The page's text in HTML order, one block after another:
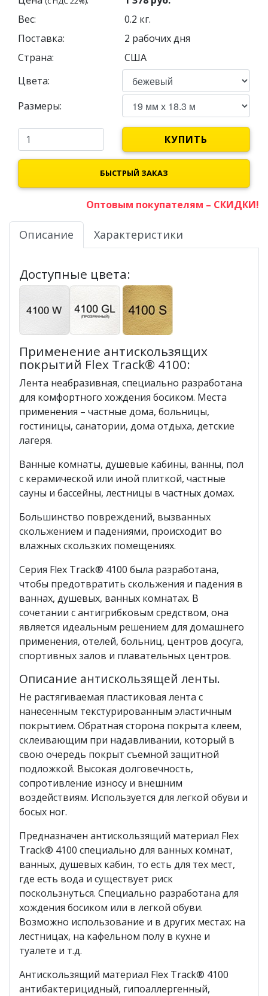
Вес:
0.2 кг.
Поставка:
2 рабочих дня
Страна:
США
Цвета:
Размеры:
КУПИТЬ
БЫСТРЫЙ ЗАКАЗ
Оптовым покупателям – СКИДКИ!
Описание Характеристики
Доступные цвета:
Применение антискользящих
покрытий Flex Track® 4100:
Лента неабразивная, специально разработана
для комфортного хождения босиком. Места
применения – частные дома, больницы,
гостиницы, санатории, дома отдыха, детские
лагеря.
Ванные комнаты, душевые кабины, ванны, пол
с керамической или иной плиткой, частные
сауны и бассейны, лестницы в частных домах.
Большинство повреждений, вызванных
скольжением и падениями, происходит во
влажных скользких помещениях.
Серия Flex Track® 4100 была разработана,
чтобы предотвратить скольжения и падения в
ваннах, душевых, ванных комнатах. В
сочетании с антигрибковым средством, она
является идеальным решением для домашнего
применения, отелей, больниц, центров досуга,
спортивных залов и плавательных центров.
Описание антискользящей ленты.
Не растягиваемая пластиковая лента с
нанесенным текстурированным эластичным
покрытием. Обратная сторона покрыта клеем,
склеивающим при надавливании, который в
свою очередь покрыт съемной защитной
подложкой. Высокая долговечность,
сопротивление износу и внешним
воздействиям. Используется для легкой обуви и
босых ног.
Предназначен антискользящий материал Flex
Track® 4100 специально для ванных комнат,
ванных, душевых кабин, то есть для тех мест,
где есть вода и существует риск
поскользнуться. Специально разработана для
хождения босиком или в легкой обуви.
Возможно использование и в других местах: на
лестницах, на кафельном полу в кухне и
туалете и т.д.
Антискользящий материал Flex Track® 4100
антибактерицидный, гипоаллергенный,